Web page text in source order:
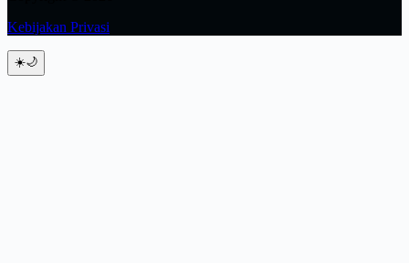
Kebijakan Privasi
☀️🌙